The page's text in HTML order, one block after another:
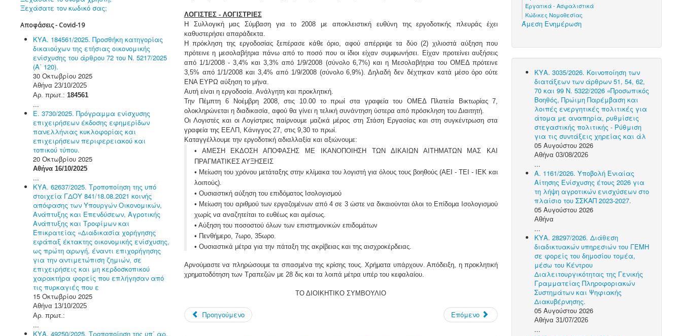
Ξεχάσατε τον κωδικό σας;
Αποφάσεις - Covid-19
ΚΥΑ. 184561/2025. Προσθήκη κατηγορίας
δικαιούχων της ετήσιας οικονομικής
ενίσχυσης του άρθρου 72 του Ν. 5217/2025
(Α΄ 120).
30 Οκτωβρίου 2025
Αθήνα 23/10/2025
Αρ. πρωτ.: 184561
...
Ε. 3730/2025. Πρόγραμμα ενίσχυσης
επιχειρήσεων έκδοσης εφημερίδων
πανελλήνιας κυκλοφορίας και
επιχειρήσεων περιφερειακού και
τοπικού τύπου.
20 Οκτωβρίου 2025
Αθήνα 16/10/2025
...
ΚΥΑ. 62637/2025. Τροποποίηση της υπό
στοιχεία ΓΔΟΥ 841/18.08.2021 κοινής
απόφασης των Υπουργών Οικονομικών,
Ανάπτυξης και Επενδύσεων, Αγροτικής
Ανάπτυξης και Τροφίμων και
Επικρατείας «Διαδικασία χορήγησης
εφάπαξ έκτακτης οικονομικής ενίσχυσης,
ως πρώτη αρωγή, έναντι επιχορήγησης
για την αντιμετώπιση ζημιών, σε
επιχειρήσεις και μη κερδοσκοπικού
χαρακτήρα φορείς που επλήγησαν από
τις πυρκαγιές που ε
15 Οκτωβρίου 2025
Αθήνα 13/10/2025
Αρ. πρωτ.:
...
ΚΥΑ. 49250/2025. Τροποποίηση της υπ΄ αρ.
ΛΟΓΙΣΤΕΣ - ΛΟΓΙΣΤΡΙΕΣ
Η Συλλογική μας Σύμβαση για το 2008 με αποκλειστική ευθύνη της εργοδοτικής πλευράς έχει
καθυστερήσει απαράδεκτα.
Η πρόκληση της εργοδοσίας ξεπέρασε κάθε όριο, αφού απέρριψε τα δύο (2) χιλιοστά αύξηση που
πρότεινε η μεσολαβήτρια πάνω από το ποσό που οι ίδιοι είχαν συμφωνήσει. Είχαν προτείνει αυξήσεις
από 1/1/2008 - 3,4% και 3,3% από 1/9/2008 (σύνολο 6,7%) και η Μεσολαβήτρια του ΟΜΕΔ πρότεινε
3,5% από 1/1/2008 και 3,4% από 1/9/2008 (σύνολο 6,9%). Δηλαδή δεν δέχτηκαν κατά μέσο όρο ούτε
ΕΝΑ ΕΥΡΩ αύξηση το μήνα.
Αυτή είναι η εργοδοσία. Ανάλγητη και προκλητική.
Την Πέμπτη 6 Νοέμβρη 2008, στις 10.00 το πρωί στα γραφεία του ΟΜΕΔ Πλατεία Βικτωρίας 7,
ολοκληρώνεται η διαδικασία, αφού θα γίνει η τελική συνάντηση ύστερα από πρόσκληση του Διαιτητή.
Οι Λογιστές και οι Λογίστριες παίρνουμε μαζικά μέρος στη Στάση Εργασίας και στη συγκέντρωση στα
γραφεία της ΕΕΛΠ, Κάνιγγος 27, στις 9,30 το πρωί.
Καταγγέλλουμε την εργοδοτική αδιαλλαξία και αξιώνουμε:
• ΑΜΕΣΗ ΕΚΔΟΣΗ ΑΠΟΦΑΣΗΣ ΜΕ ΙΚΑΝΟΠΟΙΗΣΗ ΤΩΝ ΔΙΚΑΙΩΝ ΑΙΤΗΜΑΤΩΝ ΜΑΣ ΚΑΙ
ΠΡΑΓΜΑΤΙΚΕΣ ΑΥΞΗΣΕΙΣ
• Μείωση του χρόνου μετάταξης στην κλίμακα του λογιστή για όλους τους βοηθούς (ΑΕΙ - ΤΕΙ - ΙΕΚ και
λοιπούς).
• Ουσιαστική αύξηση του επιδόματος Ισολογισμού
• Μείωση του αριθμού των εργαζομένων από 4 σε 3 ώστε να δικαιούνται όλοι το Επίδομα Ισολογισμού
χωρίς να αναζητείται το ευθέως και αμέσως.
• Αύξηση του ποσοστού όλων των επιστημονικών επιδομάτων
• Πενθήμερο, 7ωρο, 35ωρο.
• Ουσιαστικά μέτρα για την πάταξη της ακρίβειας και της αισχροκέρδειας.
Αρνούμαστε να πληρώσουμε τα σπασμένα της κρίσης τους. Χρήματα υπάρχουν. Απόδειξη, η προκλητική
χρηματοδότηση των Τραπεζών με 28 δις και τα λοιπά μέτρα υπέρ του κεφαλαίου.
ΤΟ ΔΙΟΙΚΗΤΙΚΟ ΣΥΜΒΟΥΛΙΟ
Προηγούμενο Επόμενο
Εργατικά - Ασφαλιστικά
Κώδικες Νομοθεσίας
Άμεση Ενημέρωση
ΚΥΑ. 3035/2026. Κοινοποίηση των
διατάξεων των άρθρων 51, 54, 62,
70 και 99 Ν. 5322/2026 «Προσωπικός
Βοηθός, Πρώιμη Παρέμβαση και
λοιπές ενεργητικές πολιτικές για
άτομα με αναπηρία, ρυθμίσεις
στεγαστικής πολιτικής - Ρύθμιση
για τις συντάξεις χηρείας και άλ
05 Αυγούστου 2026
Αθήνα 03/08/2026
...
Α. 1161/2026. Υποβολή Ενιαίας
Αίτησης Ενίσχυσης έτους 2026 για
τη λήψη αγροτικών ενισχύσεων στο
πλαίσιο του ΣΣΚΑΠ 2023-2027.
05 Αυγούστου 2026
Αθήνα
...
ΚΥΑ. 28297/2026. Διάθεση
διαδικτυακών υπηρεσιών του ΓΕΜΗ
σε φορείς του δημοσίου τομέα,
μέσω του Κέντρου
Διαλειτουργικότητας της Γενικής
Γραμματείας Πληροφοριακών
Συστημάτων και Ψηφιακής
Διακυβέρνησης.
05 Αυγούστου 2026
Αθήνα 31/07/2026
...